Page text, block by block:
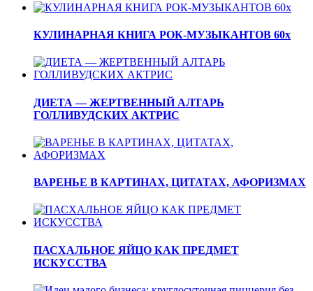
КУЛИНАРНАЯ КНИГА РОК-МУЗЫКАНТОВ 60х
ДИЕТА — ЖЕРТВЕННЫЙ АЛТАРЬ
ГОЛЛИВУДСКИХ АКТРИС
ВАРЕНЬЕ В КАРТИНАХ, ЦИТАТАХ, АФОРИЗМАХ
ПАСХАЛЬНОЕ ЯЙЦО КАК ПРЕДМЕТ
ИСКУССТВА